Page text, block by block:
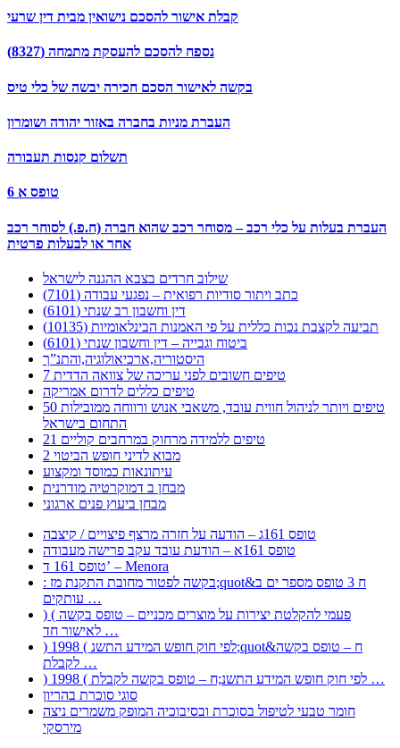
קבלת אישור להסכם נישואין מבית דין שרעי
נספח להסכם להעסקת מתמחה (8327)
בקשה לאישור הסכם חכירה יבשה של כלי טיס
העברת מניות בחברה באזור יהודה ושומרון
תשלום קנסות תעבורה
טופס א 6
העברת בעלות על כלי רכב – מסוחר רכב שהוא חברה (ח.פ.) לסוחר רכב
אחר או לבעלות פרטית
שילוב חרדים בצבא ההגנה לישראל
כתב ויתור סודיות רפואית – נפגעי עבודה (7101)
דין וחשבון רב שנתי (6101)
תביעה לקצבת נכות כללית על פי האמנות הבינלאומיות (10135)
ביטוח וגבייה – דין וחשבון שנתי (6101)
היסטוריה,ארכיאולוגיה,והתנ”ך
7 טיפים חשובים לפני עריכה של צוואה הדדית
טיפים כללים לדרום אמריקה
50 טיפים ויותר לניהול חווית עובד, משאבי אנוש ורווחה ממובילות
התחום בישראל
21 טיפים ללמידה מרחוק במרחבים קוליים
מבוא לדיני חופש הביטוי 2
עיתונאות כמוסד ומקצוע
מבחן ב דמוקרטיה מודרנית
מבחן ביעוץ פנים ארגוני
טופס 161ג – הודעה על חזרה מרצף פיצויים / קיצבה
טופס 161א – הודעת עובד עקב פרישה מעבודה
טופס 161 ד’ – Menora
: בקשה לפטור מחובת התקנת מז;quot&ח 3 טופס מספר ים ב
עותקים …
) ( פעמי להקלטת יצירות על מוצרים מכניים – טופס בקשה
לאישור חד …
) 1998 ( לפי חוק חופש המידע התשנ;quot&ח – טופס בקשה
לקבלת …
) 1998 ( לפי חוק חופש המידע התשנ;ח – טופס בקשה לקבלת …
סוגי סוכרת בהריון
חומר טבעי לטיפול בסוכרת ובסיבוכיה המופק משמרים ניצה
מירסקי